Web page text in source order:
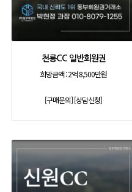
천룡CC 일반회원권
희망금액 :2억 8,500만원
[구매문의][상담신청]